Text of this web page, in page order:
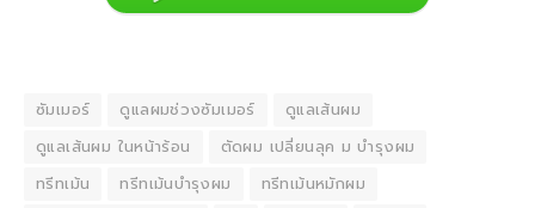
ซัมเมอร์ ดูแลผมช่วงซัมเมอร์
ดูแลเส้นผม
ดูแลเส้นผม ในหน้าร้อน
ตัดผม เปลี่ยนลุค ม บำรุงผม
ทรีทเม้น
ทรีทเม้นบำรุงผม
ทรีทเม้นหมักผม